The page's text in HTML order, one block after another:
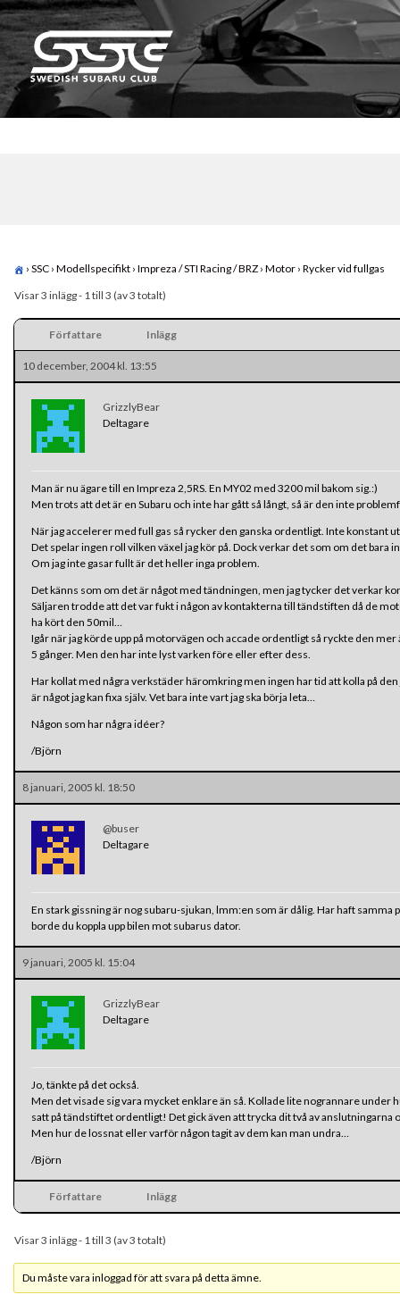
Skip
to
content
Swedish Subaru Club
För oss som älskar Subaru!
› SSC › Modellspecifikt › Impreza / STI Racing / BRZ › Motor › Rycker vid fullgas
Visar 3 inlägg - 1 till 3 (av 3 totalt)
Författare Inlägg
10 december, 2004 kl. 13:55
GrizzlyBear
Deltagare
Man är nu ägare till en Impreza 2,5RS. En MY02 med 3200 mil bakom sig.:)
Men trots att det är en Subaru och inte har gått så långt, så är den inte
När jag accelerer med full gas så rycker den ganska ordentligt. Inte konstant
Det spelar ingen roll vilken växel jag kör på. Dock verkar det som om det
Om jag inte gasar fullt är det heller inga problem.
Det känns som om det är något med tändningen, men jag tycker det verkar
Säljaren trodde att det var fukt i någon av kontakterna till tändstiften då de
ha kört den 50mil…
Igår när jag körde upp på motorvägen och accade ordentligt så ryckte den
5 gånger. Men den har inte lyst varken före eller efter dess.
Har kollat med några verkstäder häromkring men ingen har tid att kolla på
är något jag kan fixa själv. Vet bara inte vart jag ska börja leta…
Någon som har några idéer?
/Björn
8 januari, 2005 kl. 18:50
@buser
Deltagare
En stark gissning är nog subaru-sjukan, lmm:en som är dålig. Har haft
borde du koppla upp bilen mot subarus dator.
9 januari, 2005 kl. 15:04
GrizzlyBear
Deltagare
Jo, tänkte på det också.
Men det visade sig vara mycket enklare än så. Kollade lite nogrannare under
satt på tändstiftet ordentligt! Det gick även att trycka dit två av
Men hur de lossnat eller varför någon tagit av dem kan man undra…
/Björn
Författare Inlägg
Visar 3 inlägg - 1 till 3 (av 3 totalt)
Du måste vara inloggad för att svara på detta ämne.